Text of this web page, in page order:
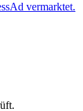
vermarktet.